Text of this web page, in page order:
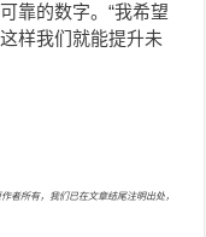
靠的数字。“我希望
样我们就能提升未
者所有，我们已在文章结尾注明出处，